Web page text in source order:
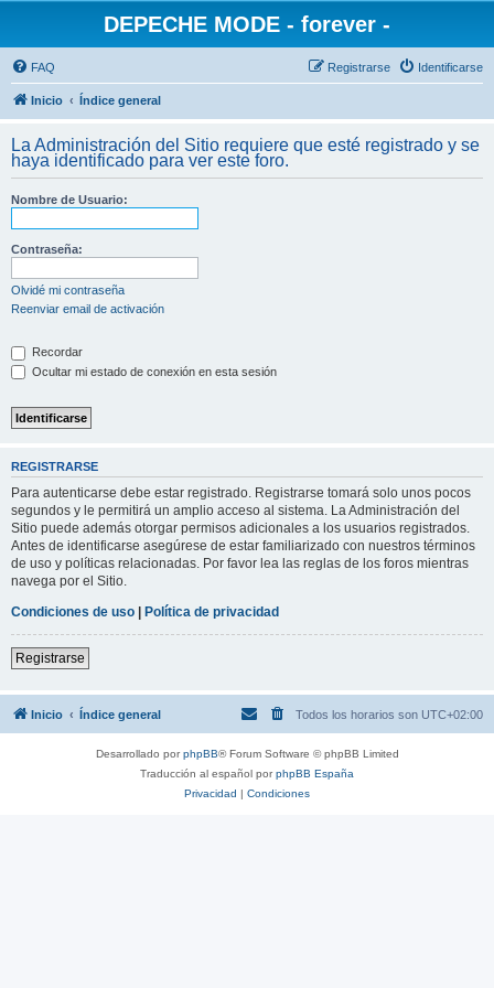
DEPECHE MODE - forever -
FAQ Identificarse
Registrarse
Inicio Índice general
La Administración del Sitio requiere que esté registrado y se
haya identificado para ver este foro.
Nombre de Usuario:
Contraseña:
Olvidé mi contraseña
Reenviar email de activación
Recordar
Ocultar mi estado de conexión en esta sesión
REGISTRARSE
Para autenticarse debe estar registrado. Registrarse tomará solo unos pocos
segundos y le permitirá un amplio acceso al sistema. La Administración del
Sitio puede además otorgar permisos adicionales a los usuarios registrados.
Antes de identificarse asegúrese de estar familiarizado con nuestros términos
de uso y políticas relacionadas. Por favor lea las reglas de los foros mientras
navega por el Sitio.
Condiciones de uso | Política de privacidad
Registrarse
Inicio Índice general Todos los horarios son UTC+02:00
Desarrollado porphpBB® Forum Software © phpBB Limited
Traducción al español porphpBB España
Privacidad | Condiciones